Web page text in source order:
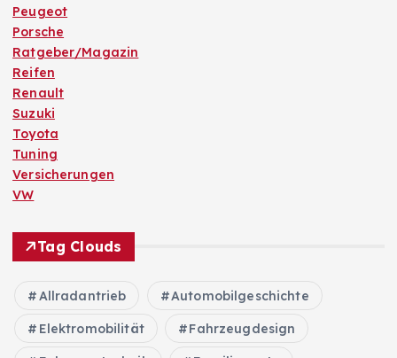
Peugeot
Porsche
Ratgeber/Magazin
Reifen
Renault
Suzuki
Toyota
Tuning
Versicherungen
VW
Tag Clouds
Allradantrieb Automobilgeschichte
Elektromobilität Fahrzeugdesign